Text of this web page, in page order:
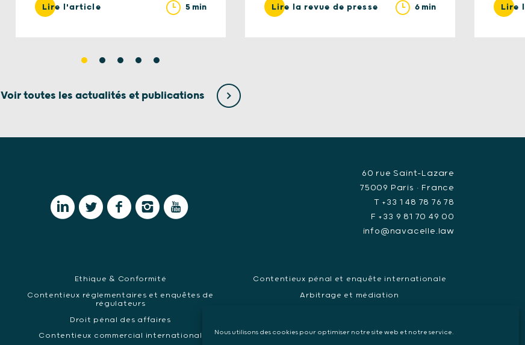
Nous utilisons des cookies pour optimiser notre site web et notre service.
Lire l'article 5 min Lire la revue de presse 6 min Lire
Voir toutes les actualités et publications
60 rue Saint-Lazare
75009 Paris • France
T +33 1 48 78 76 78
F +33 9 81 70 49 00
info@navacelle.law
Ethique & Conformité
Contentieux réglementaires et enquêtes de
régulateurs
Droit pénal des affaires
Contentieux commercial international
Contentieux pénal et enquête internationale
Arbitrage et médiation